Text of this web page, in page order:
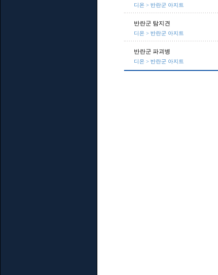
디온 > 반란군 아지트
반란군 탐지견
디온 > 반란군 아지트
반란군 파괴병
디온 > 반란군 아지트